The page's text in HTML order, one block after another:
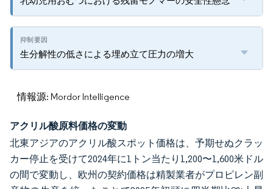
生分解性の低さによる埋め立て圧力の増大
情報源: Mordor Intelligence
アクリル酸原料価格の変動
北東アジアのアクリル酸スポット価格は、予期せぬクラッ
カー停止を受けて2024年に1トン当たり1,200〜1,600米ドル
の間で変動し、欧州の契約価格は精製業者がプロピレン副